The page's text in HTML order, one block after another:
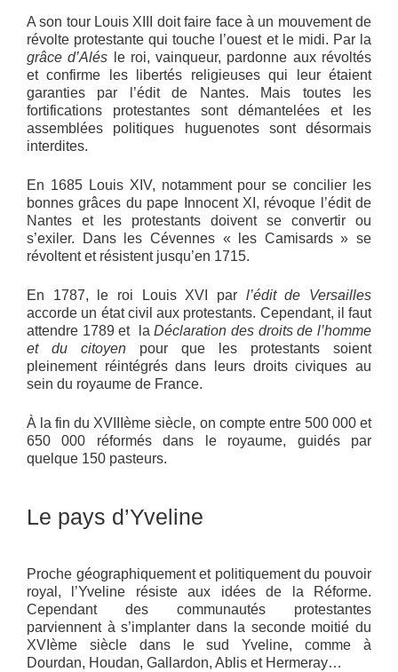
A son tour Louis XIII doit faire face à un mouvement de
révolte protestante qui touche l’ouest et le midi. Par la
grâce d’Alés
le roi, vainqueur, pardonne aux révoltés
et confirme les libertés religieuses qui leur étaient
garanties par l’édit de Nantes. Mais toutes les
fortifications protestantes sont démantelées et les
assemblées politiques huguenotes sont désormais
interdites.
En 1685 Louis XIV, notamment pour se concilier les
bonnes grâces du pape Innocent XI, révoque l’édit de
Nantes et les protestants doivent se convertir ou
s’exiler. Dans les Cévennes « les Camisards » se
révoltent et résistent jusqu’en 1715.
En 1787, le roi Louis XVI par l’édit de Versailles
accorde un état civil aux protestants. Cependant, il faut
attendre 1789 et laDéclaration des droits de l’homme
et du citoyen pour que les protestants soient
pleinement réintégrés dans leurs droits civiques au
sein du royaume de France.
À la fin du XVIIIème siècle, on compte entre 500 000 et
650 000 réformés dans le royaume, guidés par
quelque 150 pasteurs.
Le pays d’Yveline
Proche géographiquement et politiquement du pouvoir
royal, l’Yveline résiste aux idées de la Réforme.
Cependant des communautés protestantes
parviennent à s’implanter dans la seconde moitié du
XVIème siècle dans le sud Yveline, comme à
Dourdan, Houdan, Gallardon, Ablis et Hermeray…